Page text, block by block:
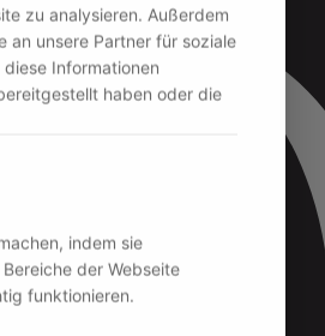
zu analysieren. Außerdem
an unsere Partner für soziale
Informationen
haben oder die
indem sie
der Webseite
funktionieren.